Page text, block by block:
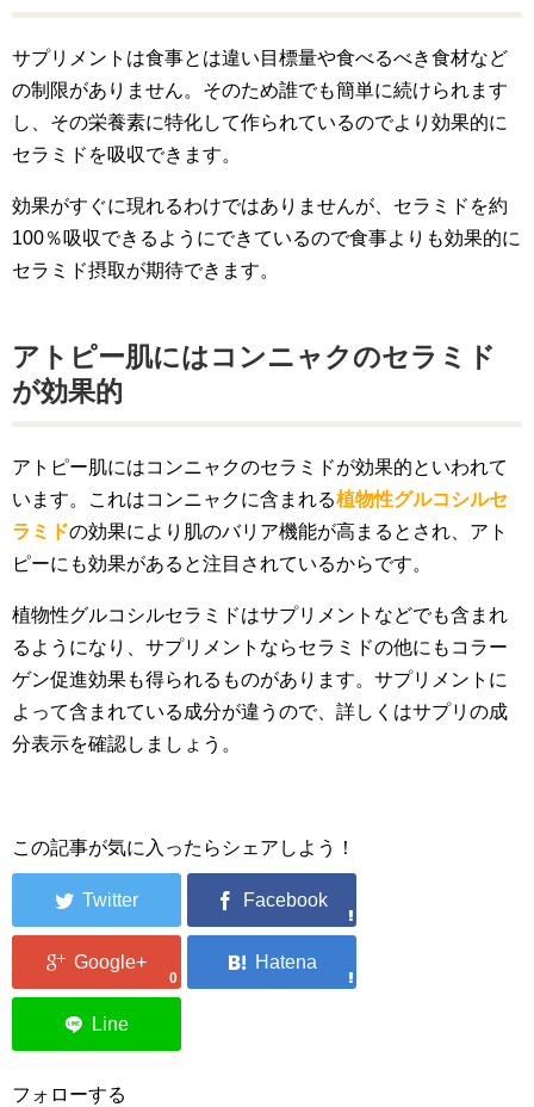
サプリメントは食事とは違い目標量や食べるべき食材など
の制限がありません。そのため誰でも簡単に続けられます
し、その栄養素に特化して作られているのでより効果的に
セラミドを吸収できます。
効果がすぐに現れるわけではありませんが、セラミドを約
100％吸収できるようにできているので食事よりも効果的に
セラミド摂取が期待できます。
アトピー肌にはコンニャクのセラミド
が効果的
アトピー肌にはコンニャクのセラミドが効果的といわれて
います。これはコンニャクに含まれる植物性グルコシルセ
ラミドの効果により肌のバリア機能が高まるとされ、アト
ピーにも効果があると注目されているからです。
植物性グルコシルセラミドはサプリメントなどでも含まれ
るようになり、サプリメントならセラミドの他にもコラー
ゲン促進効果も得られるものがあります。サプリメントに
よって含まれている成分が違うので、詳しくはサプリの成
分表示を確認しましょう。
この記事が気に入ったらシェアしよう！
0
フォローする